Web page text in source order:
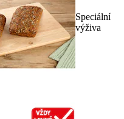
Speciální
výživa